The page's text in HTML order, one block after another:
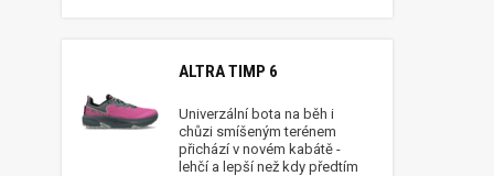
ALTRA TIMP 6
Univerzální bota na běh i
chůzi smíšeným terénem
přichází v novém kabátě -
lehčí a lepší než kdy předtím